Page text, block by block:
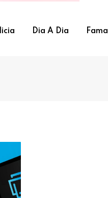
Dia A Dia Fama